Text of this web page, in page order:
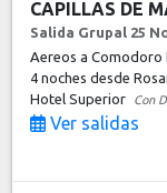
CAPILLAS DE
Salida Grupal 25
Aereos a Comodoro
4 nochesdesde
Hotel Superior
Con
Ver salidas